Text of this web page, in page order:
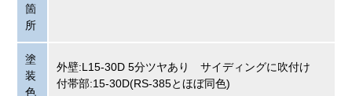
箇
所
塗
装
色
外壁:L15-30D 5分ツヤあり サイディングに吹付け
付帯部:15-30D(RS-385とほぼ同色)